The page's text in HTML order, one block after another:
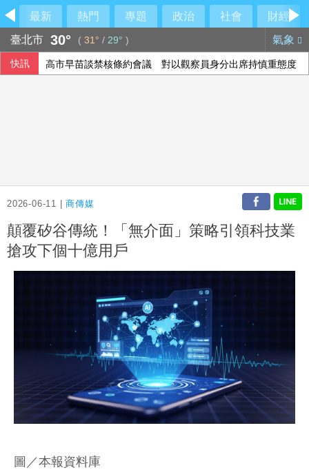
最新 熱門 專題 政治 社會
財經
臺北市 30° ( 31° / 29° ) 氣象
快訊 高市早苗談禁核條約會議 對以觀察員身分出席持慎重態度
2026-06-11 |商傳媒
顛覆矽谷傳統！「無介面」策略引領科技業
搶攻下個十億用戶
圖／本報資料庫